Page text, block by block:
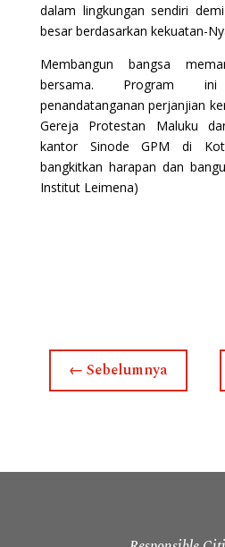
dalam lingkungan sendiri
besar berdasarkan kekuatan-
Membangun bangsa
bersama. Program
penandatanganan perjanjian
Gereja Protestan Maluku
kantor Sinode GPM di
bangkitkan harapan dan
Institut Leimena)
← Sebelumnya